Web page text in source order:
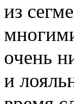
из
очень
и